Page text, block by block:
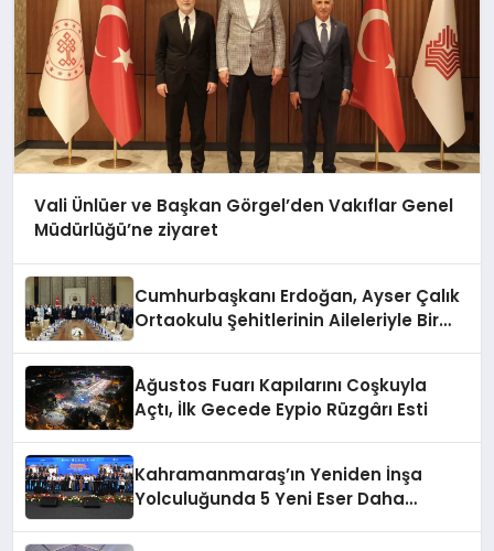
Vali Ünlüer ve Başkan Görgel’den Vakıflar Genel
Müdürlüğü’ne ziyaret
Cumhurbaşkanı Erdoğan, Ayser Çalık
Ortaokulu Şehitlerinin Aileleriyle Bir
Ağustos Fuarı Kapılarını Coşkuyla
Açtı, İlk Gecede Eypio Rüzgârı Esti
Kahramanmaraş’ın Yeniden İnşa
Yolculuğunda 5 Yeni Eser Daha